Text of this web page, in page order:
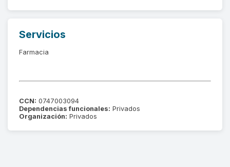
Servicios
Farmacia
CCN: 0747003094
Dependencias funcionales: Privados
Organización: Privados